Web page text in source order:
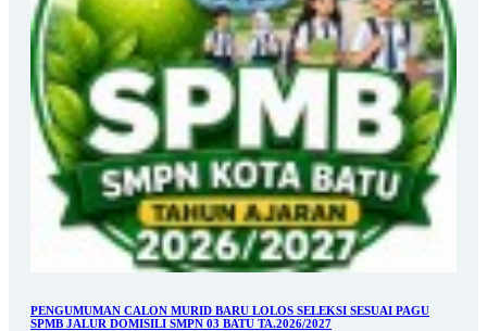
PENGUMUMAN CALON MURID BARU LOLOS SELEKSI SESUAI PAGU
SPMB JALUR DOMISILI SMPN 03 BATU TA.2026/2027